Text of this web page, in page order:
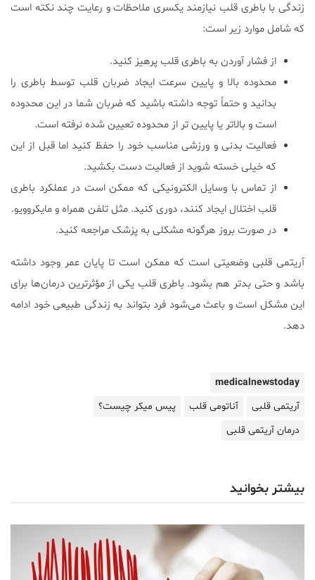
زندگی با باطری قلب نیازمند یکسری ملاحظات و رعایت چند نکته است
که شامل موارد زیر است:
از فشار آوردن به باطری قلب پرهیز کنید.
محدوده بالا و پایین سرعت ایجاد ضربان قلب توسط باطری را
بدانید و حتماً توجه داشته باشید که ضربان شما در این محدوده
است و بالاتر یا پایین تر از محدوده تعیین شده نرفته است.
فعالیت بدنی و ورزشی مناسب خود را حفظ کنید اما قبل از این
که خیلی خسته شوید از فعالیت دست بکشید.
از تماس با وسایل الکترونیکی که ممکن است در عملکرد باطری
قلب اختلال ایجاد کنند، دوری کنید. مثل تلفن همراه و مایکروویو.
در صورت بروز هرگونه مشکلی به پزشک مراجعه کنید.
آریتمی قلبی وضعیتی است که ممکن است تا پایان عمر وجود داشته
باشد و حتی بدتر هم بشود. باطری قلب یکی از مؤثرترین درمان‌ها برای
این مشکل است و باعث می‌شود فرد بتواند به زندگی طبیعی خود ادامه
دهد.
medicalnewstoday
آریتمی قلبی
آناتومی قلب
پیس میکر چیست؟
درمان آریتمی قلبی
بیشتر بخوانید